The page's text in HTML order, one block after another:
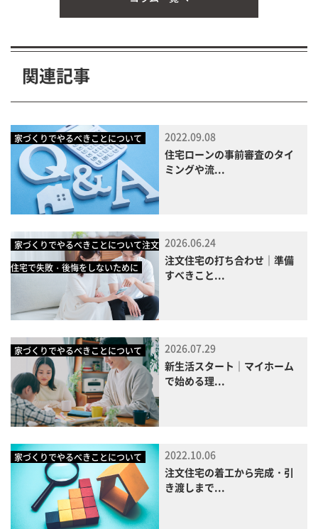
関連記事
家づくりでやるべきことについて
2022.09.08
住宅ローンの事前審査のタイ
ミングや流...
家づくりでやるべきことについて注文
住宅で失敗・後悔をしないために
2026.06.24
注文住宅の打ち合わせ｜準備
すべきこと...
家づくりでやるべきことについて
2026.07.29
新生活スタート｜マイホーム
で始める理...
家づくりでやるべきことについて
2022.10.06
注文住宅の着工から完成・引
き渡しまで...